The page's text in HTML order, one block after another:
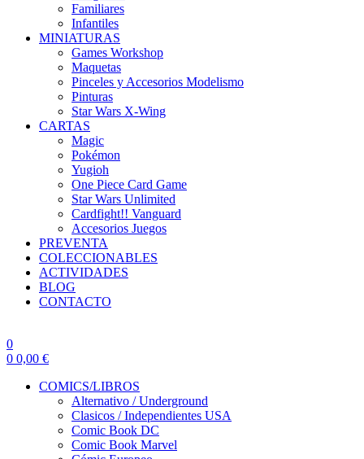
Familiares
Infantiles
MINIATURAS
Games Workshop
Maquetas
Pinceles y Accesorios Modelismo
Pinturas
Star Wars X-Wing
CARTAS
Magic
Pokémon
Yugioh
One Piece Card Game
Star Wars Unlimited
Cardfight!! Vanguard
Accesorios Juegos
PREVENTA
COLECCIONABLES
ACTIVIDADES
BLOG
CONTACTO
0
0 0,00 €
COMICS/LIBROS
Alternativo / Underground
Clasicos / Independientes USA
Comic Book DC
Comic Book Marvel